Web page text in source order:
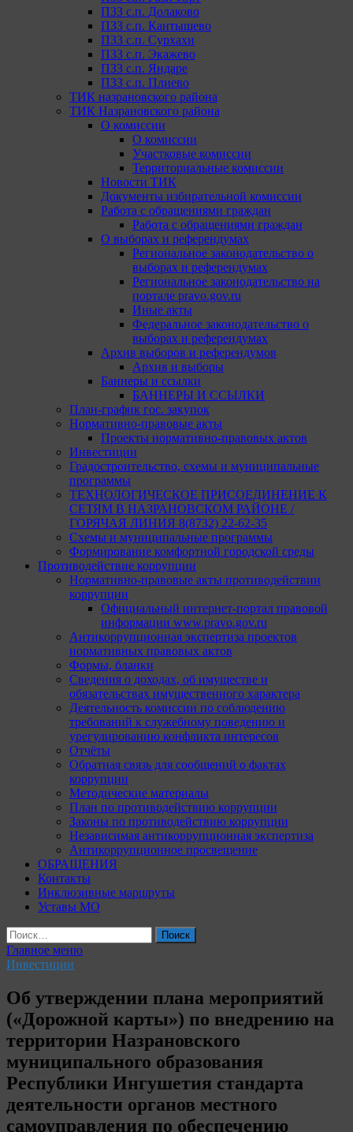
ПЗЗ с.п. Долаково
ПЗЗ с.п. Кантышево
ПЗЗ с.п. Сурхахи
ПЗЗ с.п. Экажево
ПЗЗ с.п. Яндаре
ПЗЗ с.п. Плиево
ТИК назрановского района
ТИК Назрановского района
О комиссии
О комиссии
Участковые комиссии
Территориальные комиссии
Новости ТИК
Документы избирательной комиссии
Работа с обращениями граждан
Работа с обращениями граждан
О выборах и референдумах
Региональное законодательство о
выборах и референдумах
Региональное законодательство на
портале pravo.gov.ru
Иные акты
Федеральное законодательство о
выборах и референдумах
Архив выборов и референдумов
Архив и выборы
Баннеры и ссылки
БАННЕРЫ И ССЫЛКИ
План-график гос. закупок
Нормативно-правовые акты
Проекты нормативно-правовых актов
Инвестиции
Градостроительство, схемы и муниципальные
программы
ТЕХНОЛОГИЧЕСКОЕ ПРИСОЕДИНЕНИЕ К
СЕТЯМ В НАЗРАНОВСКОМ РАЙОНЕ /
ГОРЯЧАЯ ЛИНИЯ 8(8732) 22-62-35
Схемы и муниципальные программы
Формирование комфортной городской среды
Противодействие коррупции
Нормативно-правовые акты противодействии
коррупции
Официальный интернет-портал правовой
информации www.pravo.gov.ru
Антикоррупционная экспертиза проектов
нормативных правовых актов
Формы, бланки
Сведения о доходах, об имуществе и
обязательствах имущественного характера
Деятельность комиссии по соблюдению
требований к служебному поведению и
урегулированию конфликта интересов
Отчёты
Обратная связь для сообщений о фактах
коррупции
Методические материалы
План по противодействию коррупции
Законы по противодействию коррупции
Независимая антикоррупционная экспертиза
Антикоррупционное просвещение
ОБРАЩЕНИЯ
Контакты
Инклюзивные маршруты
Уставы МО
Найти:
Главное меню
Инвестиции
Об утверждении плана мероприятий
(«Дорожной карты») по внедрению на
территории Назрановского
муниципального образования
Республики Ингушетия стандарта
деятельности органов местного
самоуправления по обеспечению